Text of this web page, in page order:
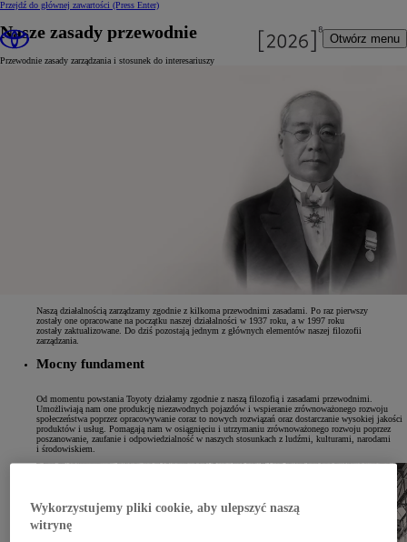
Przejdź do głównej zawartości (Press Enter)
Otwórz menu
Nasze zasady przewodnie
Przewodnie zasady zarządzania i stosunek do interesariuszy
Naszą działalnością zarządzamy zgodnie z kilkoma przewodnimi zasadami. Po raz pierwszy
zostały one opracowane na początku naszej działalności w 1937 roku, a w 1997 roku
zostały zaktualizowane. Do dziś pozostają jednym z głównych elementów naszej filozofii
zarządzania.
Mocny fundament
Od momentu powstania Toyoty działamy zgodnie z naszą filozofią i zasadami przewodnimi.
Umożliwiają nam one produkcję niezawodnych pojazdów i wspieranie zrównoważonego rozwoju
społeczeństwa poprzez opracowywanie coraz to nowych rozwiązań oraz dostarczanie wysokiej jakości
produktów i usług. Pomagają nam w osiągnięciu i utrzymaniu zrównoważonego rozwoju poprzez
poszanowanie, zaufanie i odpowiedzialność w naszych stosunkach z ludźmi, kulturami, narodami
i środowiskiem.
Wykorzystujemy pliki cookie, aby ulepszyć naszą
witrynę